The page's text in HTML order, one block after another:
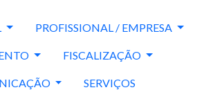
PROFISSIONAL / EMPRESA
FISCALIZAÇÃO
SERVIÇOS